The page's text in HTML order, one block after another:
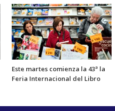
Este martes comienza la 43ª la
Feria Internacional del Libro